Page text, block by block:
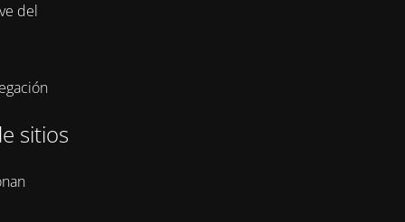
del
sitios